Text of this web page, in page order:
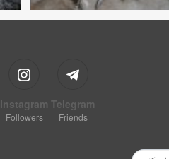
Instagram
Followers
Telegram
Friends